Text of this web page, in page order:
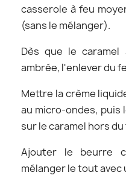
casserole à feu
(sans le mélanger).
Dès que le
ambrée, l'enlever du
Mettre la crème
au micro-ondes, puis
sur le caramel hors du
Ajouter le beurre
mélanger le tout avec